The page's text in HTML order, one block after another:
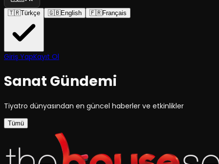
🇹🇷Türkçe 🇬🇧English 🇫🇷Français
Giriş YapKayıt Ol
Sanat Gündemi
Tiyatro dünyasından en güncel haberler ve etkinlikler
Tümü